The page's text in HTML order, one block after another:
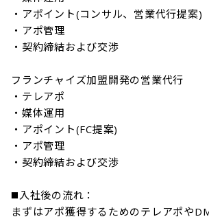
・アポイント(コンサル、営業代行提案)
・アポ管理
・契約締結および交渉
フランチャイズ加盟開発の営業代行
・テレアポ
・媒体運用
・アポイント(FC提案)
・アポ管理
・契約締結および交渉
◼️入社後の流れ：
まずはアポ獲得するためのテレアポや